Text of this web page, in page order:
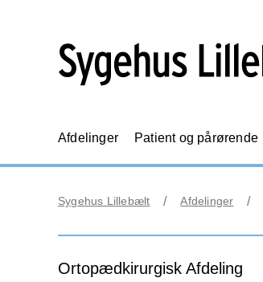
Afdelinger Patient og pårørende
Sygehus Lillebælt Afdelinger
Ortopædkirurgisk Afdeling